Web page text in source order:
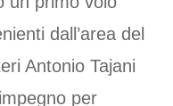
dall’area del
Antonio Tajani
per